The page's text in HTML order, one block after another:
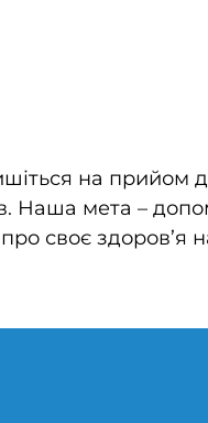
на прийом
Наша мета –
своє здоров’я